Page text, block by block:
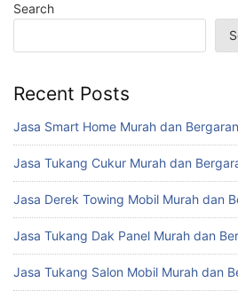
Search
Recent Posts
Jasa Smart Home Murah dan
Jasa Tukang Cukur Murah dan
Jasa Derek Towing Mobil Murah dan
Jasa Tukang Dak Panel Murah dan
Jasa Tukang Salon Mobil Murah dan